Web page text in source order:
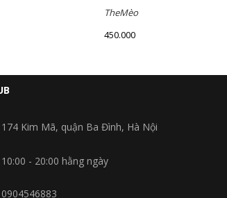
TheMèo
450.000
174 Kim Mã, quận Ba Đình, Hà Nội
10:00 - 20:00 hằng ngày
0904546883